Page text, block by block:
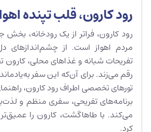
رود کارون، قلب تپنده
رود کارون، فراتر از یک رودخانه، بخش
مردم اهواز است. از چشم‌اندازهای
تفریحات شبانه و غذاهای محلی، کارون
رقم می‌زند. برای آن‌که این سفر
تورهای تخصصی اطراف رود کارون،
برنامه‌های تفریحی، سفری منظم و
می‌کند. با طاهاگشت، کارون را
کرد.